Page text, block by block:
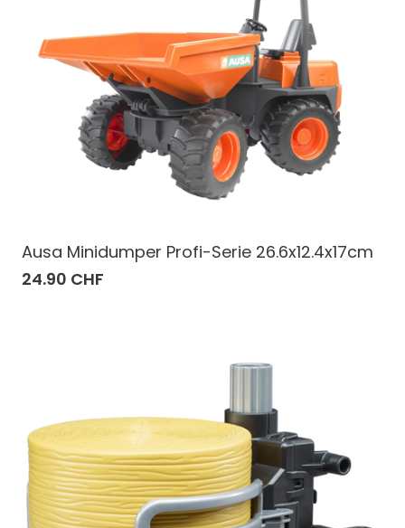
Ausa Minidumper Profi-Serie 26.6x12.4x17cm
24.90 CHF